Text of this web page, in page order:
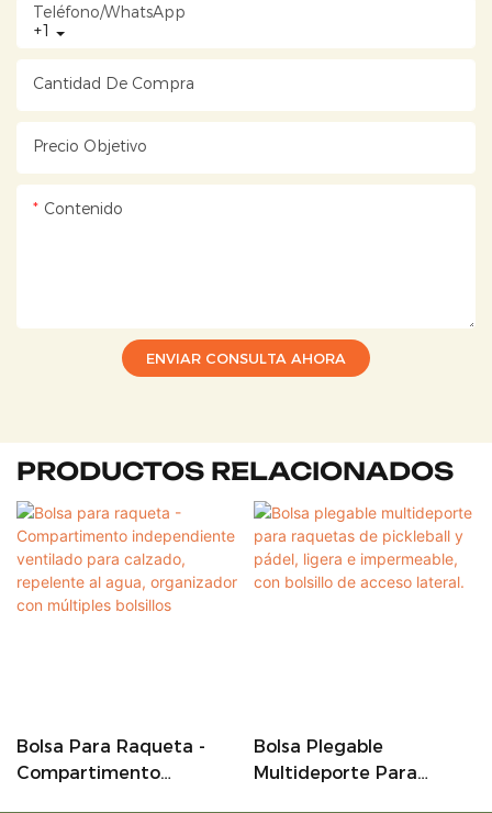
+1
Teléfono/WhatsApp
Cantidad De Compra
Precio Objetivo
Contenido
ENVIAR CONSULTA AHORA
PRODUCTOS RELACIONADOS
Bolsa Para Raqueta -
Compartimento
Bolsa Plegable
Multideporte Para